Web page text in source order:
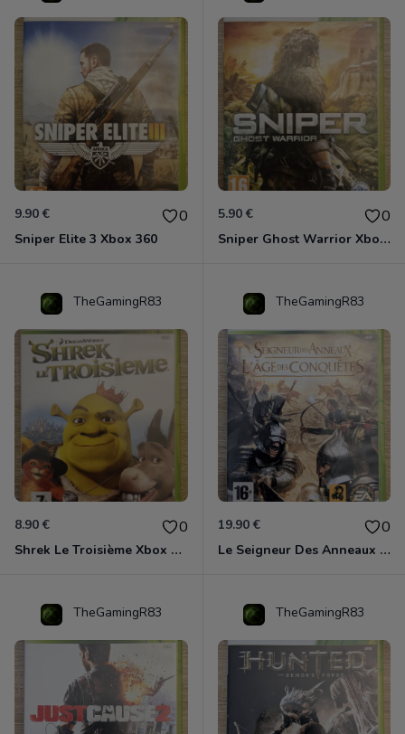
9.90 € 0
Sniper Elite 3 Xbox 360
5.90 € 0
Sniper Ghost Warrior Xbox 360
TheGamingR83
8.90 € 0
Shrek Le Troisième Xbox 360
TheGamingR83
19.90 € 0
Le Seigneur Des Anneaux - L'âge Des Conquêtes Xbox 360
TheGamingR83 TheGamingR83